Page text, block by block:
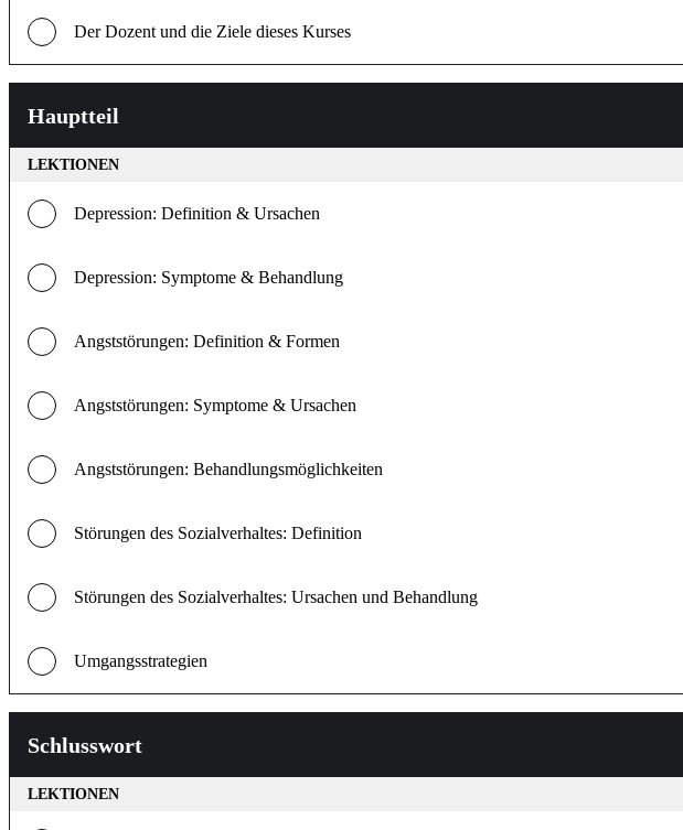
Der Dozent und die Ziele dieses Kurses
Hauptteil
LEKTIONEN
Depression: Definition & Ursachen
Depression: Symptome & Behandlung
Angststörungen: Definition & Formen
Angststörungen: Symptome & Ursachen
Angststörungen: Behandlungsmöglichkeiten
Störungen des Sozialverhaltes: Definition
Störungen des Sozialverhaltes: Ursachen und Behandlung
Umgangsstrategien
Schlusswort
LEKTIONEN